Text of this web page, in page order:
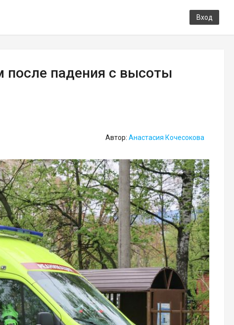
Вход
падения с высоты
Автор: Анастасия Кочесокова